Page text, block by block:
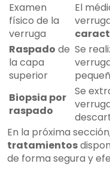
Examen
físico de la
verruga
El
Raspado de
la capa
superior
Se
Biopsia por
raspado
Se
En la próxima
tratamientos
de forma segura y